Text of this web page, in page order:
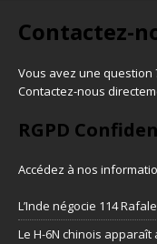
Contactez-
Vous avez une question
Contactez-nous
RGPD
Accédez à nos
L’Inde négocie 114
Le H-6N chinois apparaît